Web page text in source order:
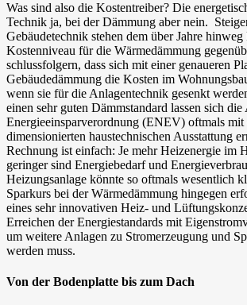
Was sind also die Kostentreiber? Die
Technik ja, bei der Dämmung aber nein.
Gebäudetechnik stehen dem über Jahre hinweg
Kostenniveau für die Wärmedämmung
schlussfolgern, dass sich mit einer genaueren
Gebäudedämmung die Kosten im
wenn sie für die Anlagentechnik gesenkt
einen sehr guten Dämmstandard lassen sich
Energieeinsparverordnung (ENEV) oftmals
dimensionierten haustechnischen Ausstattung
Rechnung ist einfach: Je mehr Heizenergie im
geringer sind Energiebedarf und
Heizungsanlage könnte so oftmals wesentlich
Sparkurs bei der Wärmedämmung hingegen
eines sehr innovativen Heiz- und
Erreichen der Energiestandards mit
um weitere Anlagen zu Stromerzeugung und
werden muss.
Von der Bodenplatte bis zum Dach